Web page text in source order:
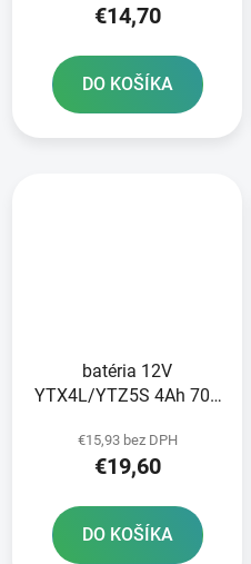
€14,70
DO KOŠÍKA
batéria 12V
YTX4L/YTZ5S 4Ah 70A
technológia 113x70x85
A-TECH aktivovaná z
€15,93 bez DPH
€19,60
DO KOŠÍKA